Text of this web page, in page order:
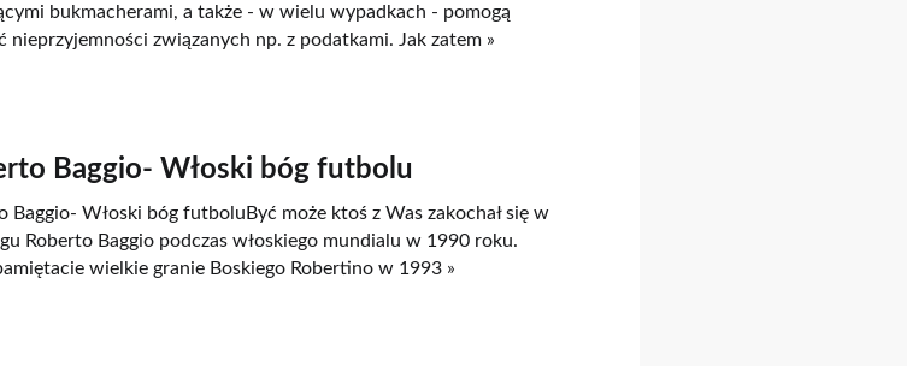
bukmacherami, a także - w wielu wypadkach - pomogą
nieprzyjemności związanych np. z podatkami. Jak zatem »
Baggio- Włoski bóg futbolu
Baggio- Włoski bóg futboluByć może ktoś z Was zakochał się w
Roberto Baggio podczas włoskiego mundialu w 1990 roku.
wielkie granie Boskiego Robertino w 1993 »